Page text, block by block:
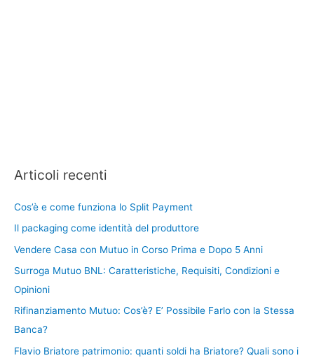
Articoli recenti
Cos’è e come funziona lo Split Payment
Il packaging come identità del produttore
Vendere Casa con Mutuo in Corso Prima e Dopo 5 Anni
Surroga Mutuo BNL: Caratteristiche, Requisiti, Condizioni e
Opinioni
Rifinanziamento Mutuo: Cos’è? E’ Possibile Farlo con la Stessa
Banca?
Flavio Briatore patrimonio: quanti soldi ha Briatore? Quali sono i